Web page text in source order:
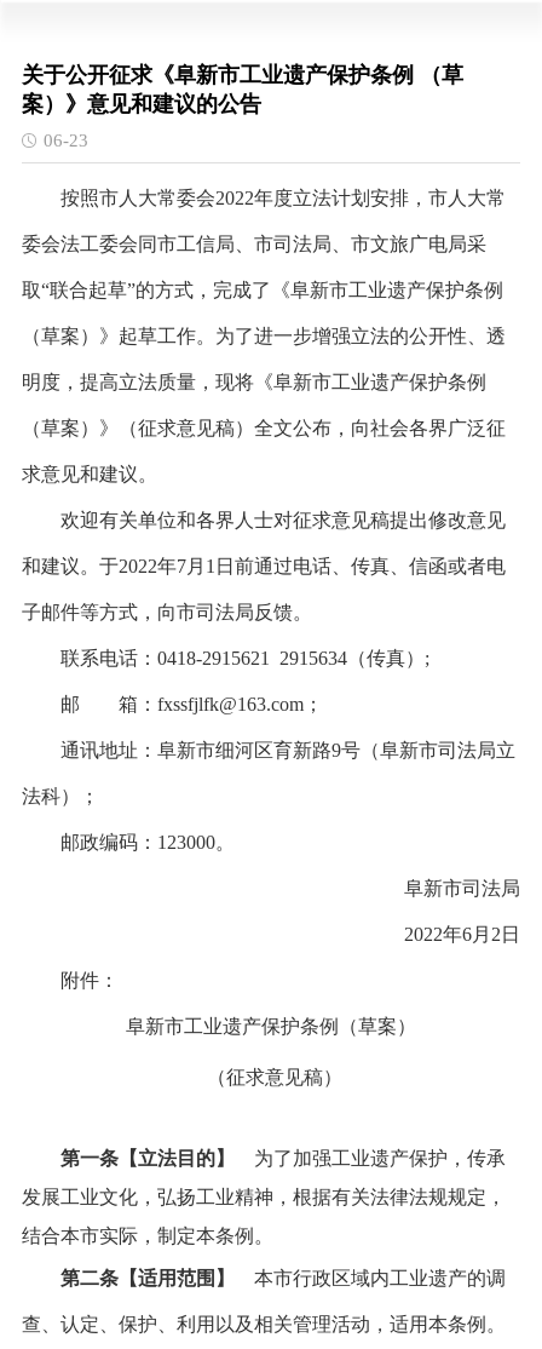
关于公开征求《阜新市工业遗产保护条例 （草
案）》意见和建议的公告
06-23
按照市人大常委会2022年度立法计划安排，市人大常
委会法工委会同市工信局、市司法局、市文旅广电局采
取“联合起草”的方式，完成了《阜新市工业遗产保护条例
（草案）》起草工作。为了进一步增强立法的公开性、透
明度，提高立法质量，现将《阜新市工业遗产保护条例
（草案）》（征求意见稿）全文公布，向社会各界广泛征
求意见和建议。
欢迎有关单位和各界人士对征求意见稿提出修改意见
和建议。于2022年7月1日前通过电话、传真、信函或者电
子邮件等方式，向市司法局反馈。
联系电话：0418-2915621 2915634（传真）;
邮 箱：fxssfjlfk@163.com；
通讯地址：阜新市细河区育新路9号（阜新市司法局立
法科）；
邮政编码：123000。
阜新市司法局
2022年6月2日
附件：
阜新市工业遗产保护条例（草案）
（征求意见稿）
第一条【立法目的】
为了加强工业遗产保护，传承
发展工业文化，弘扬工业精神，根据有关法律法规规定，
结合本市实际，制定本条例。
第二条【适用范围】 本市行政区域内工业遗产的调
查、认定、保护、利用以及相关管理活动，适用本条例。